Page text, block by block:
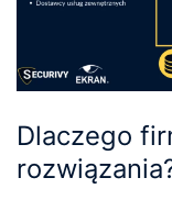
Dlaczego